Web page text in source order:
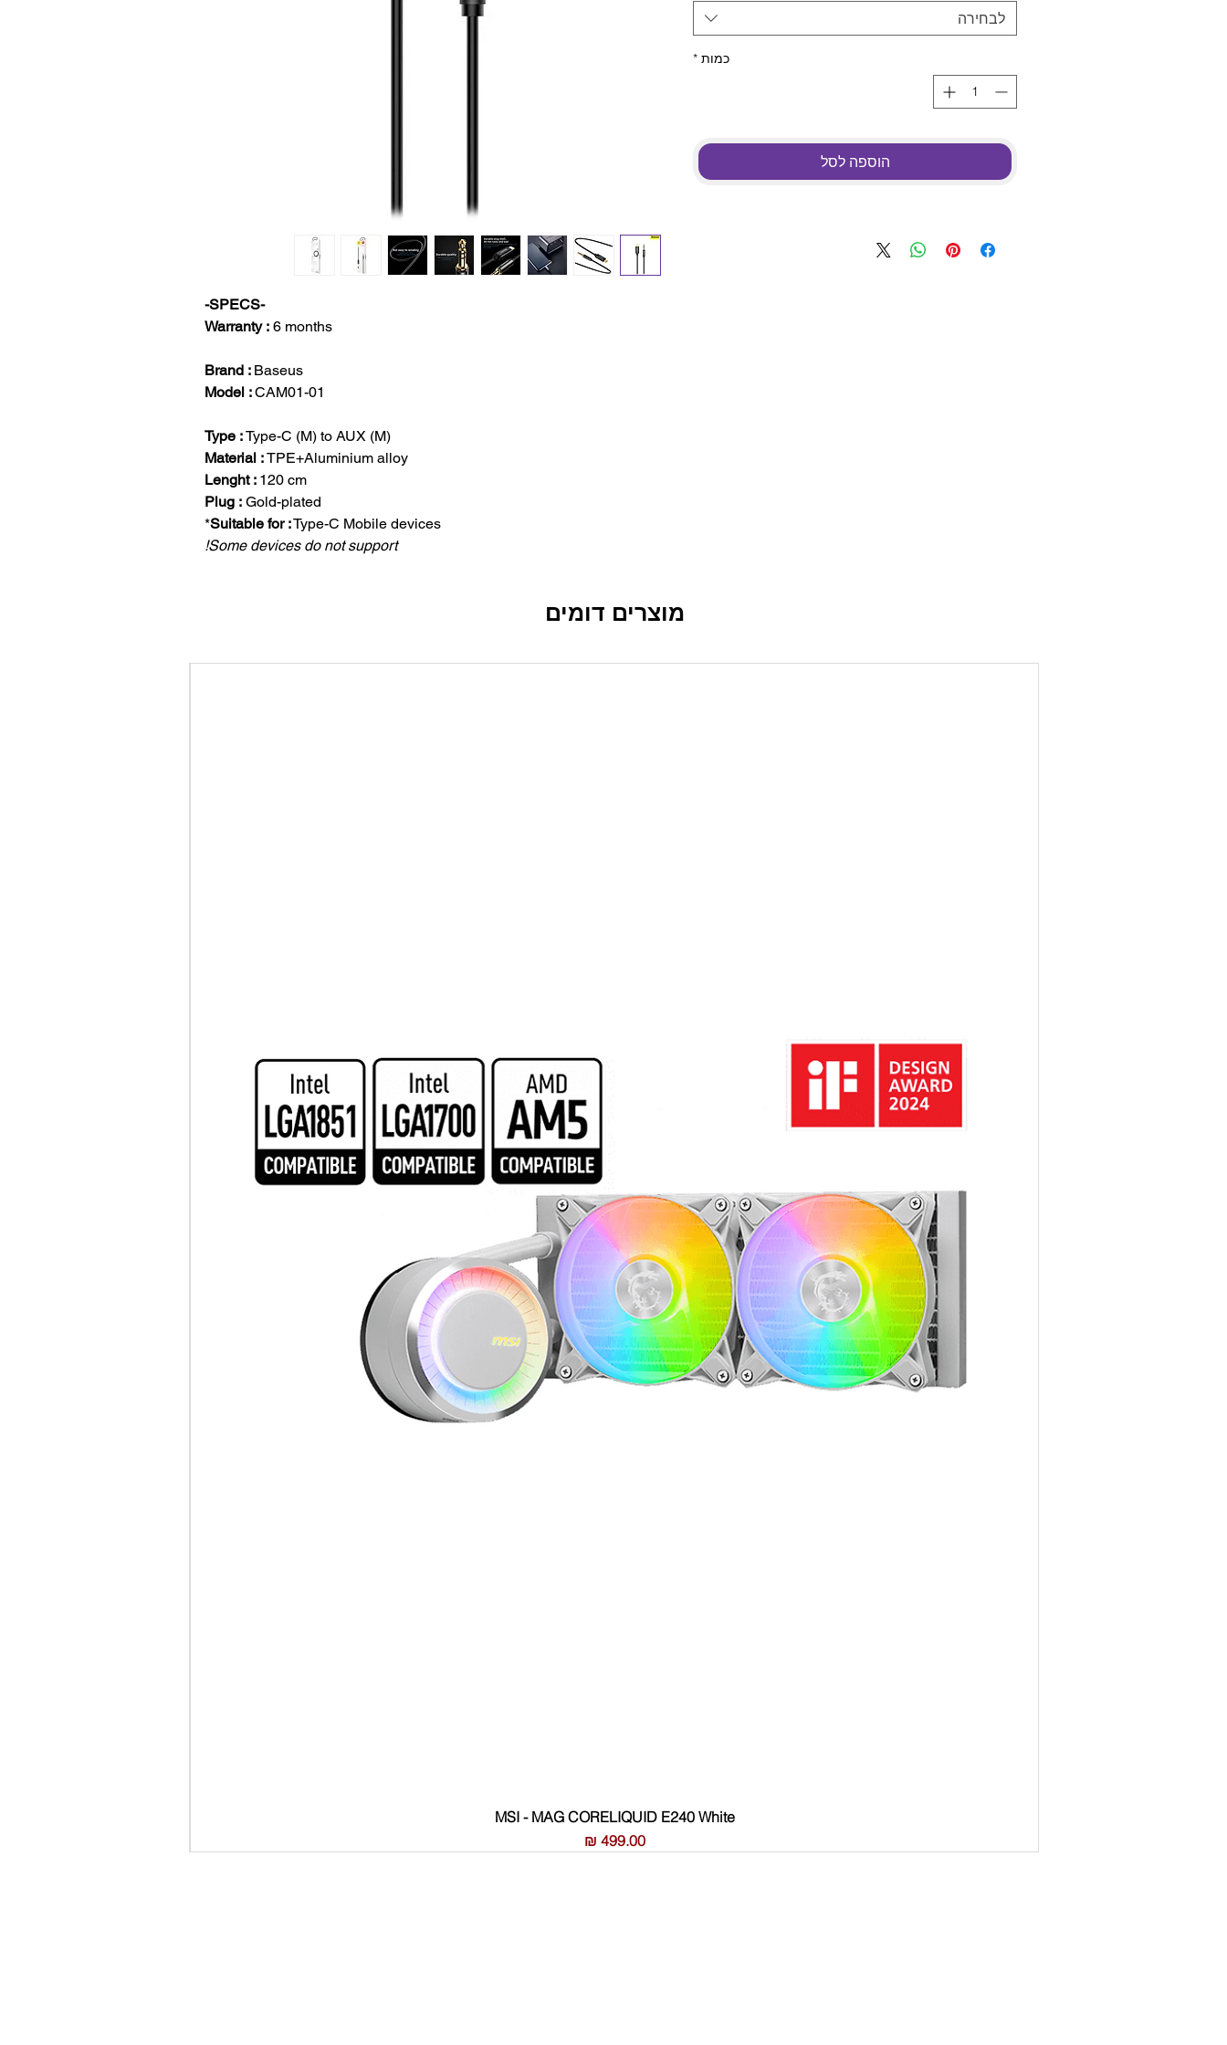
-SPECS-
Warranty : 6 months
Brand : Baseus
Model :CAM01-01
Type :Type-C (M) to AUX (M)
Material :TPE+Aluminium alloy
Lenght : 120 cm
Plug : Gold-plated
Suitable for :Type-C Mobile devices*
Some devices do not support!
לבחירה
כמות *
הוספה לסל
מוצרים דומים
MSI - MAG CORELIQUID E240 White
מחיר‏499.00 ‏₪